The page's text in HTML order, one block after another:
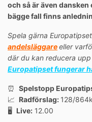
och så är även
bägge fall finns
Spela gärna
andelsläggareeller
där du kan reducera
Europatipset fungerar
⏰ Spelstopp
📈 Radförslag: 128/
🖥️ Live: 12.00